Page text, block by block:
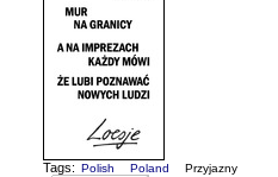
Tags: Polish Poland Przyjazny